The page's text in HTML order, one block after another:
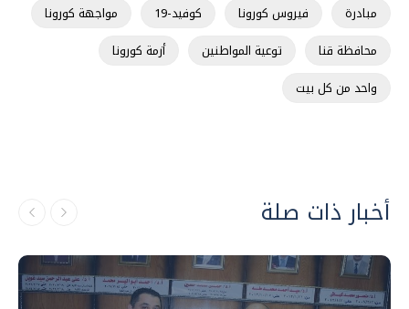
مبادرة فيروس كورونا كوفيد-19
مواجهة كورونا
محافظة قنا
توعية المواطنين
أزمة كورونا
واحد من كل بيت
أخبار ذات صلة